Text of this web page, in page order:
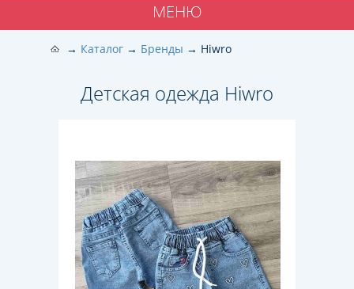
МЕНЮ
Каталог Бренды Hiwro
Детская одежда Hiwro